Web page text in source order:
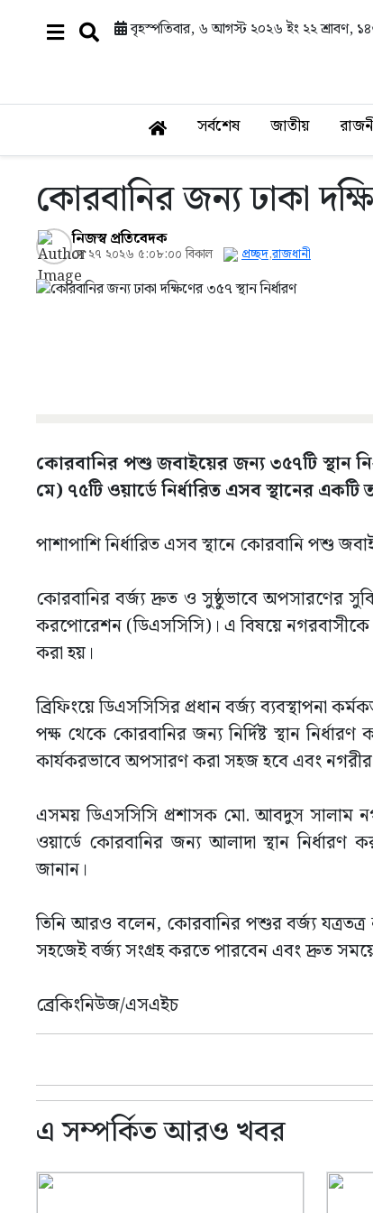
বৃহস্পতিবার, ৬ আগস্ট ২০২৬ ইং ২২ শ্রাবণ,
সর্বশেষ জাতীয়
কোরবানির জন্য ঢাকা
নিজস্ব প্রতিবেদক
মে ২৭ ২০২৬ ৫:০৮:০০ বিকাল প্রচ্ছদ,রাজধানী
কোরবানির পশু জবাইয়ের জন্য ৩৫৭টি স্থান
মে) ৭৫টি ওয়ার্ডে নির্ধারিত এসব স্থানের
পাশাপাশি নির্ধারিত এসব স্থানে কোরবানি পশু
কোরবানির বর্জ্য দ্রুত ও সুষ্ঠুভাবে অপসারণের
করপোরেশন (ডিএসসিসি)। এ বিষয়ে নগরবাসীকে
করা হয়।
ব্রিফিংয়ে ডিএসসিসির প্রধান বর্জ্য ব্যবস্থাপনা
পক্ষ থেকে কোরবানির জন্য নির্দিষ্ট স্থান
কার্যকরভাবে অপসারণ করা সহজ হবে এবং নগরীর
এসময় ডিএসসিসি প্রশাসক মো. আবদুস সালাম
ওয়ার্ডে কোরবানির জন্য আলাদা স্থান নির্ধারণ
জানান।
তিনি আরও বলেন, কোরবানির পশুর বর্জ্য যত্রতত্র না
সহজেই বর্জ্য সংগ্রহ করতে পারবেন এবং দ্রুত
ব্রেকিংনিউজ/এসএইচ
এ সম্পর্কিত আরও খবর